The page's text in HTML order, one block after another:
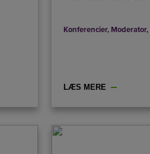
Konferencier, Moderator,
LÆS MERE